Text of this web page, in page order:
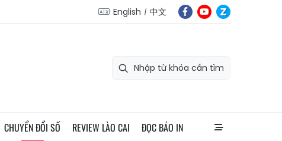
English 中文
CHUYỂN ĐỔI SỐ REVIEW LÀO CAI ĐỌC BÁO IN